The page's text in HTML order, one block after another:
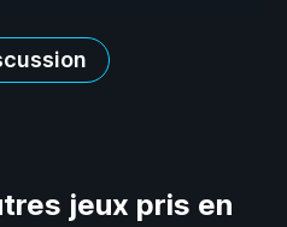
jeux pris en